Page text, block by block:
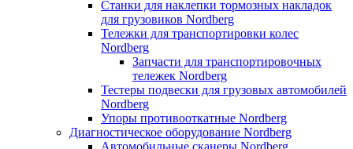
Станки для наклепки тормозных накладок
для грузовиков Nordberg
Тележки для транспортировки колес
Nordberg
Запчасти для транспортировочных
тележек Nordberg
Тестеры подвески для грузовых автомобилей
Nordberg
Упоры противооткатные Nordberg
Диагностическое оборудование Nordberg
Автомобильные сканеры Nordberg